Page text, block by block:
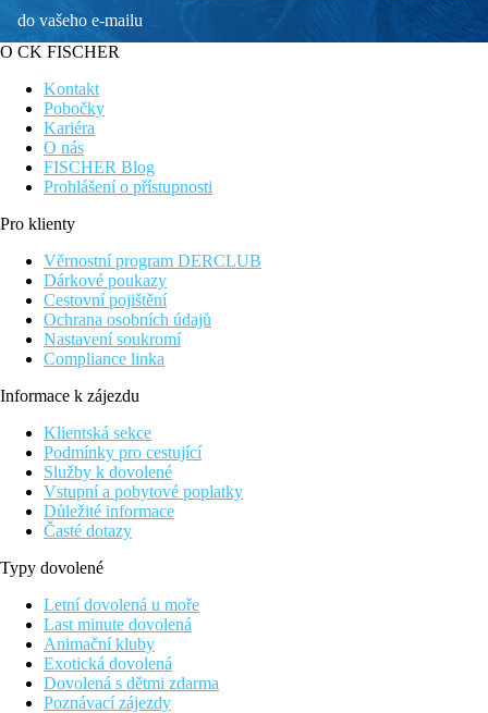
do vašeho e-mailu
O CK FISCHER
Kontakt
Pobočky
Kariéra
O nás
FISCHER Blog
Prohlášení o přístupnosti
Pro klienty
Věrnostní program DERCLUB
Dárkové poukazy
Cestovní pojištění
Ochrana osobních údajů
Nastavení soukromí
Compliance linka
Informace k zájezdu
Klientská sekce
Podmínky pro cestující
Služby k dovolené
Vstupní a pobytové poplatky
Důležité informace
Časté dotazy
Typy dovolené
Letní dovolená u moře
Last minute dovolená
Animační kluby
Exotická dovolená
Dovolená s dětmi zdarma
Poznávací zájezdy